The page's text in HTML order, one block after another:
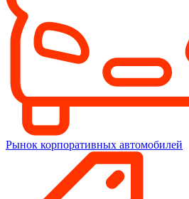
Рынок корпоративных автомобилей